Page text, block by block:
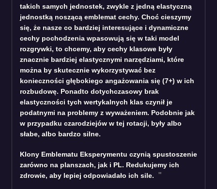
takich samych jednostek, zwykle z jedną elastyczną
jednostką noszącą emblemat cechy. Choć cieszymy
się, że nasze co bardziej interesujące i dynamiczne
cechy pochodzenia wpasowują się w taki model
rozgrywki, to chcemy, aby cechy klasowe były
znacznie bardziej elastycznymi narzędziami, które
można by skutecznie wykorzystywać bez
konieczności głębokiego angażowania się (7+) w ich
rozbudowę. Ponadto dotychczasowy brak
elastyczności tych wertykalnych klas czynił je
podatnymi na problemy z wyważeniem. Podobnie jak
w przypadku czarodziejów w tej rotacji, były albo
słabe, albo bardzo silne.
Klony Emblematu Eksperymentu czynią spustoszenie
zarówno na planszach, jak i PL. Redukujemy ich
zdrowie, aby lepiej odpowiadało ich sile.